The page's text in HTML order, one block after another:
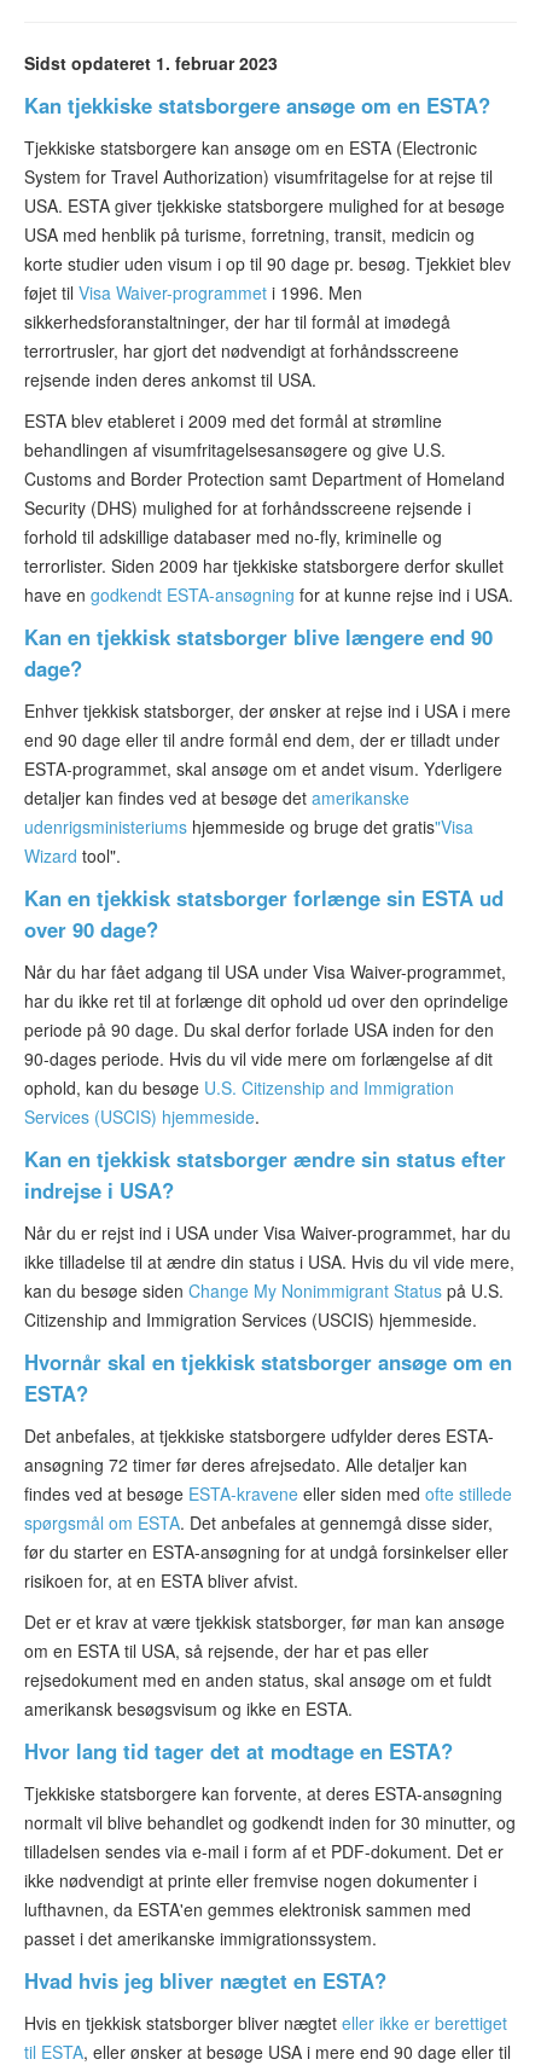
Sidst opdateret 1. februar 2023
Kan tjekkiske statsborgere ansøge om en ESTA?
Tjekkiske statsborgere kan ansøge om en ESTA (Electronic
System for Travel Authorization) visumfritagelse for at rejse til
USA. ESTA giver tjekkiske statsborgere mulighed for at besøge
USA med henblik på turisme, forretning, transit, medicin og
korte studier uden visum i op til 90 dage pr. besøg. Tjekkiet blev
føjet til Visa Waiver-programmet i 1996. Men
sikkerhedsforanstaltninger, der har til formål at imødegå
terrortrusler, har gjort det nødvendigt at forhåndsscreene
rejsende inden deres ankomst til USA.
ESTA blev etableret i 2009 med det formål at strømline
behandlingen af visumfritagelsesansøgere og give U.S.
Customs and Border Protection samt Department of Homeland
Security (DHS) mulighed for at forhåndsscreene rejsende i
forhold til adskillige databaser med no-fly, kriminelle og
terrorlister. Siden 2009 har tjekkiske statsborgere derfor skullet
have en godkendt ESTA-ansøgning for at kunne rejse ind i USA.
Kan en tjekkisk statsborger blive længere end 90
dage?
Enhver tjekkisk statsborger, der ønsker at rejse ind i USA i mere
end 90 dage eller til andre formål end dem, der er tilladt under
ESTA-programmet, skal ansøge om et andet visum. Yderligere
detaljer kan findes ved at besøge det amerikanske
udenrigsministeriums hjemmeside og bruge det gratis"Visa
Wizard tool".
Kan en tjekkisk statsborger forlænge sin ESTA ud
over 90 dage?
Når du har fået adgang til USA under Visa Waiver-programmet,
har du ikke ret til at forlænge dit ophold ud over den oprindelige
periode på 90 dage. Du skal derfor forlade USA inden for den
90-dages periode. Hvis du vil vide mere om forlængelse af dit
ophold, kan du besøge U.S. Citizenship and Immigration
Services (USCIS) hjemmeside.
Kan en tjekkisk statsborger ændre sin status efter
indrejse i USA?
Når du er rejst ind i USA under Visa Waiver-programmet, har du
ikke tilladelse til at ændre din status i USA. Hvis du vil vide mere,
kan du besøge siden Change My Nonimmigrant Status på U.S.
Citizenship and Immigration Services (USCIS) hjemmeside.
Hvornår skal en tjekkisk statsborger ansøge om en
ESTA?
Det anbefales, at tjekkiske statsborgere udfylder deres ESTA-
ansøgning 72 timer før deres afrejsedato. Alle detaljer kan
findes ved at besøge ESTA-kravene eller siden med ofte stillede
spørgsmål om ESTA. Det anbefales at gennemgå disse sider,
før du starter en ESTA-ansøgning for at undgå forsinkelser eller
risikoen for, at en ESTA bliver afvist.
Det er et krav at være tjekkisk statsborger, før man kan ansøge
om en ESTA til USA, så rejsende, der har et pas eller
rejsedokument med en anden status, skal ansøge om et fuldt
amerikansk besøgsvisum og ikke en ESTA.
Hvor lang tid tager det at modtage en ESTA?
Tjekkiske statsborgere kan forvente, at deres ESTA-ansøgning
normalt vil blive behandlet og godkendt inden for 30 minutter, og
tilladelsen sendes via e-mail i form af et PDF-dokument. Det er
ikke nødvendigt at printe eller fremvise nogen dokumenter i
lufthavnen, da ESTA'en gemmes elektronisk sammen med
passet i det amerikanske immigrationssystem.
Hvad hvis jeg bliver nægtet en ESTA?
Hvis en tjekkisk statsborger bliver nægtet eller ikke er berettiget
til ESTA, eller ønsker at besøge USA i mere end 90 dage eller til